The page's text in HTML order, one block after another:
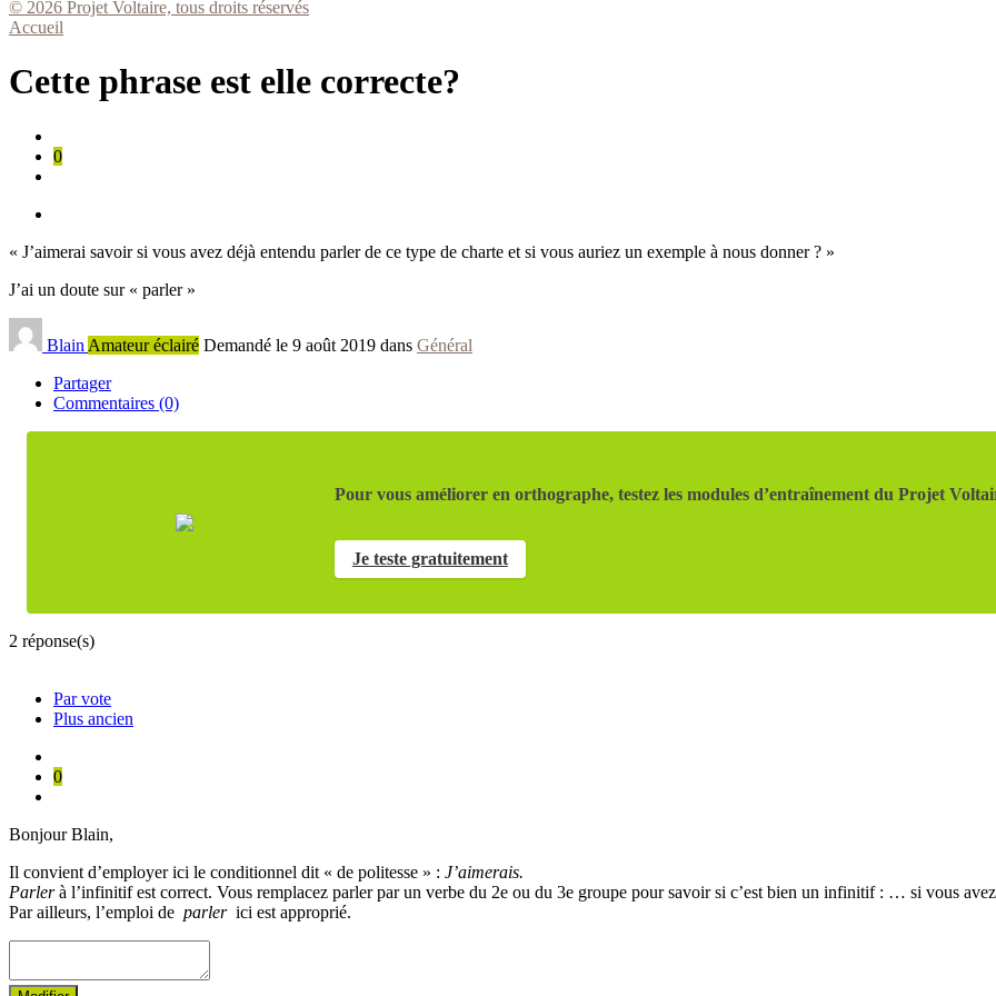
© 2026 Projet Voltaire, tous droits réservés
Accueil
Cette phrase est elle correcte?
0
« J’aimerai savoir si vous avez déjà entendu parler de ce type de charte et si vous auriez un exemple à nous donner ? »
J’ai un doute sur « parler »
Blain Amateur éclairé Demandé le 9 août 2019 dans Général
Partager
Commentaires (0)
Pour vous améliorer en orthographe, testez les modules d’entraînement du Projet
Je teste gratuitement
2 réponse(s)
Par vote
Plus ancien
0
Bonjour Blain,
Il convient d’employer ici le conditionnel dit « de politesse » : J’aimerais.
Parlerà l’infinitif est correct. Vous remplacez parler par un verbe du 2e ou du 3e groupe pour savoir si c’est bien un infinitif : … si vous
Par ailleurs, l’emploi de parler ici est approprié.